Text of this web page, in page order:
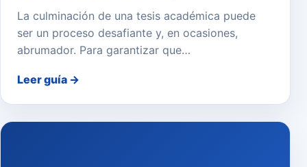
La culminación de una tesis académica puede
ser un proceso desafiante y, en ocasiones,
abrumador. Para garantizar que…
Leer guía →